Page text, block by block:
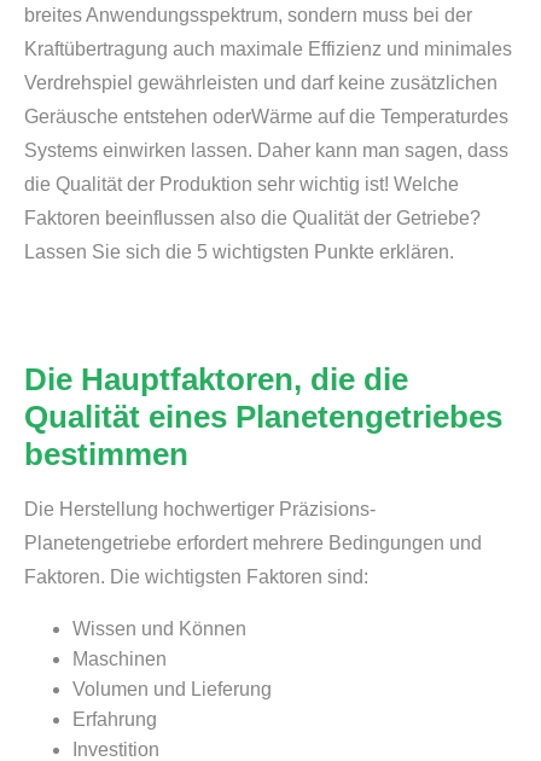
breites Anwendungsspektrum, sondern muss bei der
Kraftübertragung auch maximale Effizienz und minimales
Verdrehspiel gewährleisten und darf keine zusätzlichen
Geräusche entstehen oderWärme auf die Temperaturdes
Systems einwirken lassen. Daher kann man sagen, dass
die Qualität der Produktion sehr wichtig ist! Welche
Faktoren beeinflussen also die Qualität der Getriebe?
Lassen Sie sich die 5 wichtigsten Punkte erklären.
Die Hauptfaktoren, die die
Qualität eines Planetengetriebes
bestimmen
Die Herstellung hochwertiger Präzisions-
Planetengetriebe erfordert mehrere Bedingungen und
Faktoren. Die wichtigsten Faktoren sind:
Wissen und Können
Maschinen
Volumen und Lieferung
Erfahrung
Investition